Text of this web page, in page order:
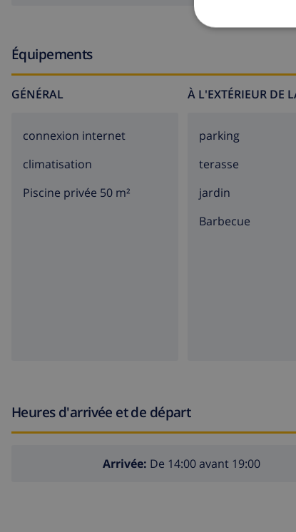
Équipements
GÉNÉRAL
connexion internet
climatisation
Piscine privée 50 m²
À L'EXTÉRIEUR DE
parking
terasse
jardin
barbecue
Heures d'arrivée et de départ
Arrivée: De 14:00 avant 19:00